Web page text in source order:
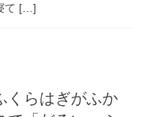
て […]
くらはぎがふか